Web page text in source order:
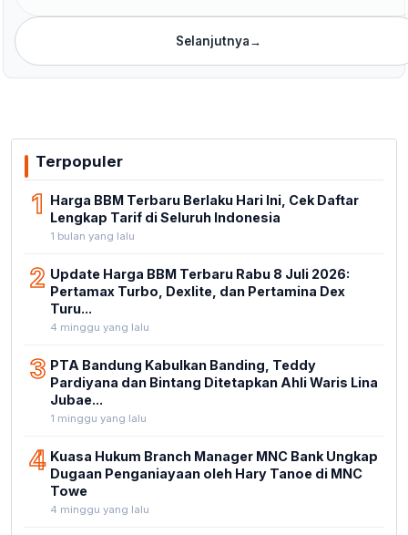
Selanjutnya→
Terpopuler
1
Harga BBM Terbaru Berlaku Hari Ini, Cek Daftar
Lengkap Tarif di Seluruh Indonesia
1 bulan yang lalu
2 Update Harga BBM Terbaru Rabu 8 Juli 2026:
Pertamax Turbo, Dexlite, dan Pertamina Dex
Turu...
4 minggu yang lalu
3 PTA Bandung Kabulkan Banding, Teddy
Pardiyana dan Bintang Ditetapkan Ahli Waris Lina
Jubae...
1 minggu yang lalu
4 Kuasa Hukum Branch Manager MNC Bank Ungkap
Dugaan Penganiayaan oleh Hary Tanoe di MNC
Towe
4 minggu yang lalu